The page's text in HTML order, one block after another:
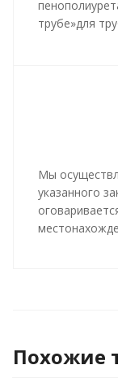
трубе»для
Все работы,
Мы
указанного
Похожие